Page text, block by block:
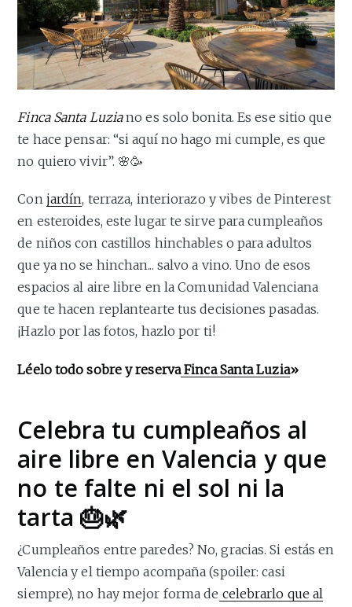
Finca Santa Luziano es solo bonita. Es ese sitio que
te hace pensar: “si aquí no hago mi cumple, es que
no quiero vivir”. 🌸🥳
Con jardín, terraza, interiorazo y vibes de Pinterest
en esteroides, este lugar te sirve para cumpleaños
de niños con castillos hinchables o para adultos
que ya no se hinchan... salvo a vino. Uno de esos
espacios al aire libre en la Comunidad Valenciana
que te hacen replantearte tus decisiones pasadas.
¡Hazlo por las fotos, hazlo por ti!
Léelo todo sobre y reservaFinca Santa Luzia»
Celebra tu cumpleaños al
aire libre en Valencia y que
no te falte ni el sol ni la
tarta 🎂🌿
¿Cumpleaños entre paredes? No, gracias. Si estás en
Valencia y el tiempo acompaña (spoiler: casi
siempre), no hay mejor forma de celebrarlo que al